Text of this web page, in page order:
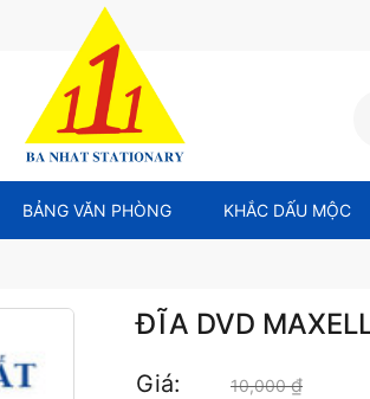
BẢNG VĂN PHÒNG KHẮC DẤU MỘC
ĐĨA DVD
Giá: 10,000₫